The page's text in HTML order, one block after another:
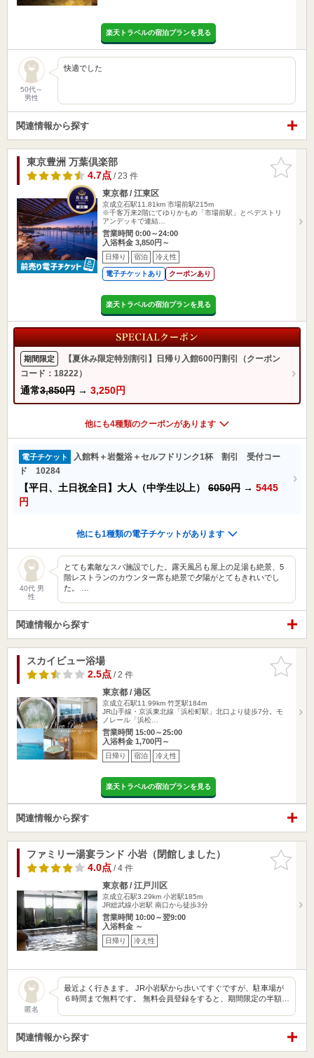
楽天トラベルの宿泊プランを見る
50代～
男性
快適でした
関連情報から探す
お気に入
りに追加
東京豊洲 万葉倶楽部
4.7点/ 23 件
東京都 / 江東区
京成立石駅11.81km 市場前駅215m
※千客万来2階にてゆりかもめ「市場前駅」とペデストリ
アンデッキで連結…
営業時間 0:00～24:00
入浴料金 3,850円～
日帰り 宿泊 冷え性
電子チケットあり クーポンあり
楽天トラベルの宿泊プランを見る
期間限定
【夏休み限定特別割引】日帰り入館600円割引（クーポン
コード：18222）
通常3,850円 → 3,250円
他にも4種類のクーポンがあります
電子チケット
入館料＋岩盤浴＋セルフドリンク1杯 割引 受付コー
ド 10284
【平日、土日祝全日】大人（中学生以上） 6050円 → 5445
円
他にも1種類の電子チケットがあります
40代 男
性
とても素敵なスパ施設でした。露天風呂も屋上の足湯も絶景、5
階レストランのカウンター席も絶景で夕陽がとてもきれいでし
た。 …
関連情報から探す
お気に入
りに追加
スカイビュー浴場
2.5点/ 2 件
東京都 / 港区
京成立石駅11.99km 竹芝駅184m
JR山手線・京浜東北線「浜松町駅」北口より徒歩7分。モ
ノレール「浜松…
営業時間 15:00～25:00
入浴料金 1,700円～
日帰り 宿泊 冷え性
楽天トラベルの宿泊プランを見る
関連情報から探す
お気に入
りに追加
ファミリー湯宴ランド 小岩（閉館しました）
4.0点/ 4 件
東京都 / 江戸川区
京成立石駅3.29km 小岩駅185m
JR総武線小岩駅 南口から徒歩3分
営業時間 10:00～翌9:00
入浴料金 ～
日帰り 冷え性
匿名
最近よく行きます。 JR小岩駅から歩いてすぐですが、駐車場が
６時間まで無料です。 無料会員登録をすると、期間限定の半額…
関連情報から探す